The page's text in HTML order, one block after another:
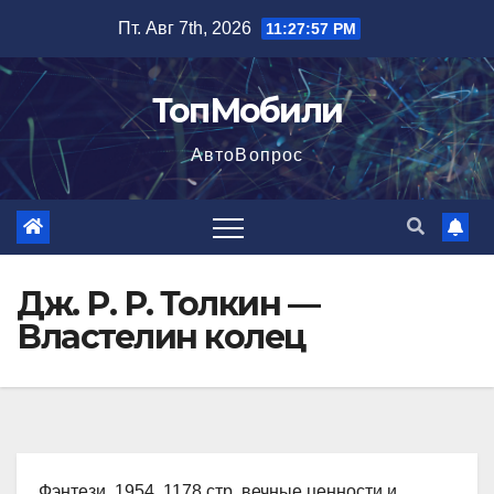
содержимому
Пт. Авг 7th, 2026 11:27:58 PM
ТопМобили
АвтоВопрос
Дж. Р. Р. Толкин —
Властелин колец